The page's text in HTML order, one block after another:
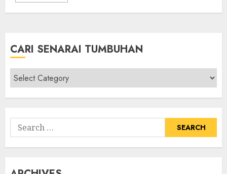
CARI SENARAI TUMBUHAN
Cari
Senarai
Tumbuhan
Search
for: